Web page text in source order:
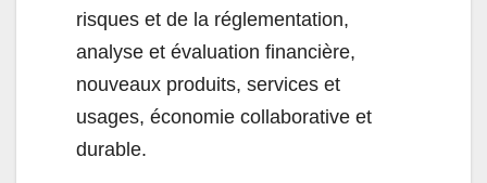
risques et de la réglementation,
analyse et évaluation financière,
nouveaux produits, services et
usages, économie collaborative et
durable.